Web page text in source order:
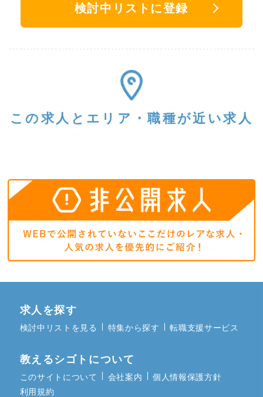
検討中リストに登録
この求人と エリア・職種が近い求人
求人を探す
検討中リストを見る 特集から探す 転職支援サービス
教えるシゴトについて
このサイトについて 会社案内
個人情報保護方針
利用規約